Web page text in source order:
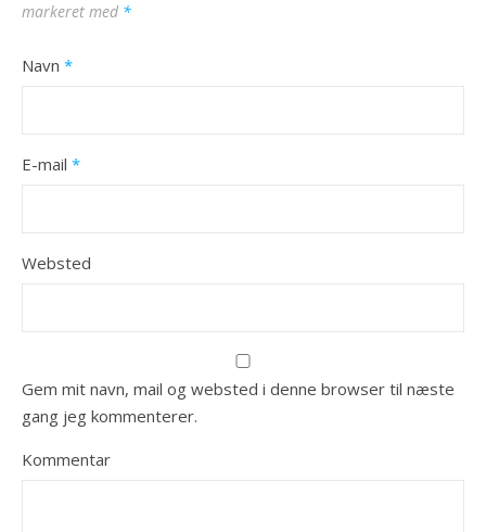
markeret med *
Navn *
E-mail *
Websted
Gem mit navn, mail og websted i denne browser til næste
gang jeg kommenterer.
Kommentar